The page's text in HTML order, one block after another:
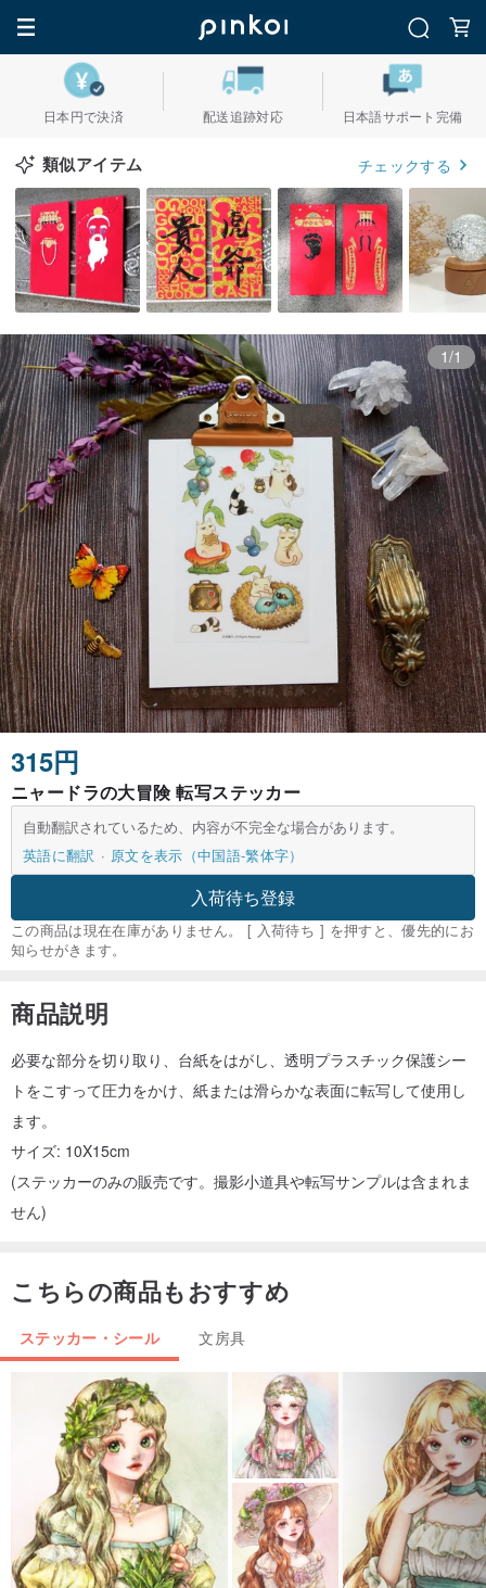
日本円で決済 配送追跡対応 日本語サポート完備
類似アイテム チェックする
1/1
315円
ニャードラの大冒険 転写ステッカー
自動翻訳されているため、内容が不完全な場合があります。
英語に翻訳
原文を表示（中国語-繁体字）
入荷待ち登録
この商品は現在在庫がありません。 [ 入荷待ち ] を押すと、優先的にお
知らせがきます。
商品説明
必要な部分を切り取り、台紙をはがし、透明プラスチック保護シー
トをこすって圧力をかけ、紙または滑らかな表面に転写して使用し
ます。
サイズ: 10X15cm
(ステッカーのみの販売です。撮影小道具や転写サンプルは含まれま
せん)
こちらの商品もおすすめ
ステッカー・シール 文房具